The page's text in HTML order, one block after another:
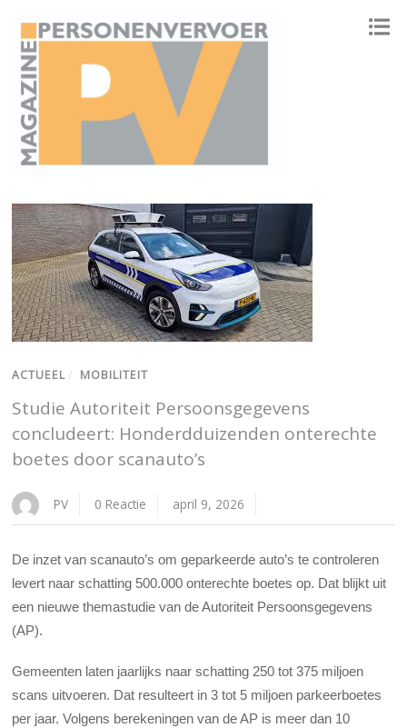
ACTUEEL / MOBILITEIT
Studie Autoriteit Persoonsgegevens
concludeert: Honderdduizenden onterechte
boetes door scanauto’s
PV 0 Reactie april 9, 2026
De inzet van scanauto’s om geparkeerde auto’s te controleren
levert naar schatting 500.000 onterechte boetes op. Dat blijkt uit
een nieuwe themastudie van de Autoriteit Persoonsgegevens
(AP).
Gemeenten laten jaarlijks naar schatting 250 tot 375 miljoen
scans uitvoeren. Dat resulteert in 3 tot 5 miljoen parkeerboetes
per jaar. Volgens berekeningen van de AP is meer dan 10